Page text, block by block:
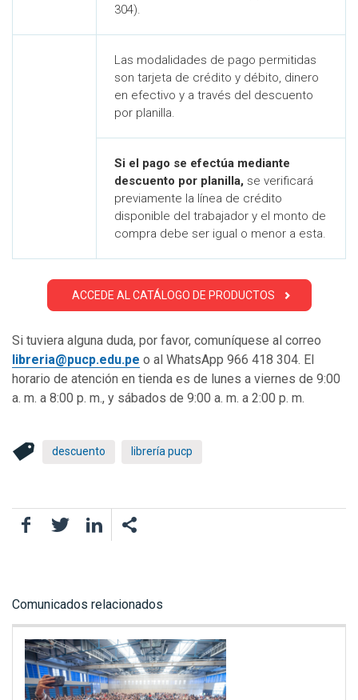
304).
Las modalidades de pago permitidas
son tarjeta de crédito y débito, dinero
en efectivo y a través del descuento
por planilla.
Si el pago se efectúa mediante
descuento por planilla, se verificará
previamente la línea de crédito
disponible del trabajador y el monto de
compra debe ser igual o menor a esta.
ACCEDE AL CATÁLOGO DE PRODUCTOS
Si tuviera alguna duda, por favor, comuníquese al correo
libreria@pucp.edu.pe o al WhatsApp 966 418 304. El
horario de atención en tienda es de lunes a viernes de 9:00
a. m. a 8:00 p. m., y sábados de 9:00 a. m. a 2:00 p. m.
descuento librería pucp
FacebookTwitter LinkedIn
Comunicados relacionados